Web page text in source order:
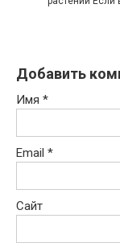
Добавить
Имя *
Email *
Сайт